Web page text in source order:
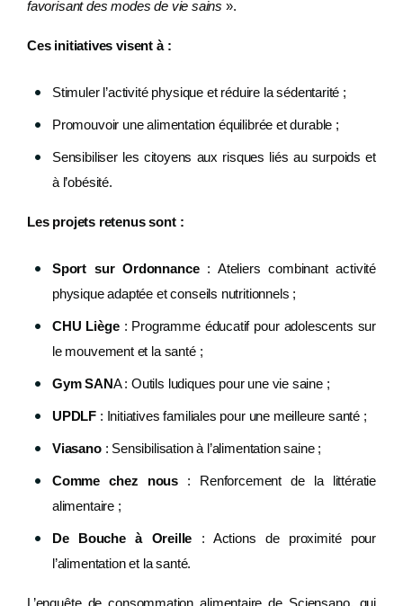
favorisant des modes de vie sains ».
Ces initiatives visent à :
Stimuler l’activité physique et réduire la sédentarité ;
Promouvoir une alimentation équilibrée et durable ;
Sensibiliser les citoyens aux risques liés au surpoids et
à l’obésité.
Les projets retenus sont :
Sport sur Ordonnance: Ateliers combinant activité
physique adaptée et conseils nutritionnels ;
CHU Liège: Programme éducatif pour adolescents sur
le mouvement et la santé ;
Gym SANA : Outils ludiques pour une vie saine ;
UPDLF : Initiatives familiales pour une meilleure santé ;
Viasano: Sensibilisation à l’alimentation saine ;
Comme chez nous : Renforcement de la littératie
alimentaire ;
De Bouche à Oreille : Actions de proximité pour
l’alimentation et la santé.
L’enquête de consommation alimentaire de Sciensano, qui